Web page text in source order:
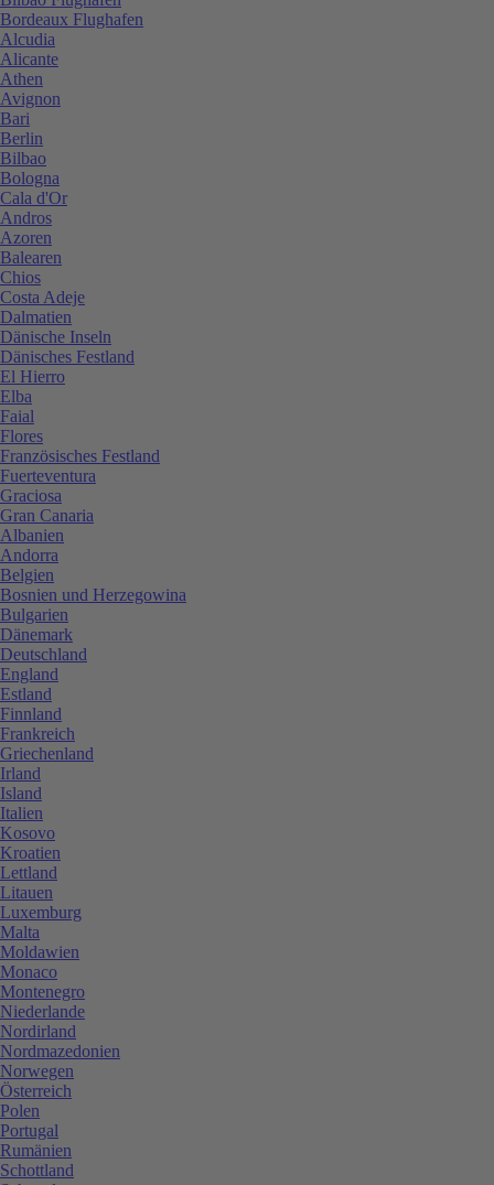
Bordeaux Flughafen
Alcudia
Alicante
Athen
Avignon
Bari
Berlin
Bilbao
Bologna
Cala d'Or
Andros
Azoren
Balearen
Chios
Costa Adeje
Dalmatien
Dänische Inseln
Dänisches Festland
El Hierro
Elba
Faial
Flores
Französisches Festland
Fuerteventura
Graciosa
Gran Canaria
Albanien
Andorra
Belgien
Bosnien und Herzegowina
Bulgarien
Dänemark
Deutschland
England
Estland
Finnland
Frankreich
Griechenland
Irland
Island
Italien
Kosovo
Kroatien
Lettland
Litauen
Luxemburg
Malta
Moldawien
Monaco
Montenegro
Niederlande
Nordirland
Nordmazedonien
Norwegen
Österreich
Polen
Portugal
Rumänien
Schottland